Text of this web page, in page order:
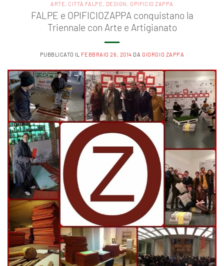
ARTE, CITTÀ FALPE , DESIGN , OPIFICIO ZAPPA
FALPE e OPIFICIOZAPPA conquistano la
Triennale con Arte e Artigianato
PUBBLICATO IL FEBBRAIO 26, 2014 DAGIORGIO ZAPPA